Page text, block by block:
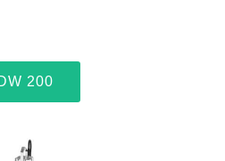
200